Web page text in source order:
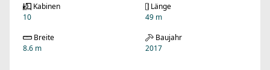
Kabinen
10
Länge
49 m
Breite
8.6 m
Baujahr
2017